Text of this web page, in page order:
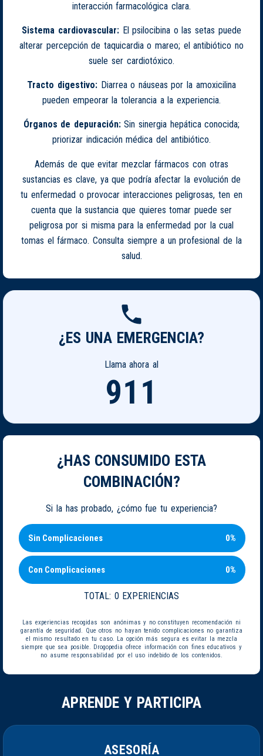
interacción farmacológica clara.
Sistema cardiovascular: El psilocibina o las setas puede
alterar percepción de taquicardia o mareo; el antibiótico no
suele ser cardiotóxico.
Tracto digestivo: Diarrea o náuseas por la amoxicilina
pueden empeorar la tolerancia a la experiencia.
Órganos de depuración:Sin sinergia hepática conocida;
priorizar indicación médica del antibiótico.
Además de que evitar mezclar fármacos con otras
sustancias es clave, ya que podría afectar la evolución de
tu enfermedad o provocar interacciones peligrosas, ten en
cuenta que la sustancia que quieres tomar puede ser
peligrosa por si misma para la enfermedad por la cual
tomas el fármaco. Consulta siempre a un profesional de la
salud.
¿ES UNA EMERGENCIA?
Llama ahora al
911
¿HAS CONSUMIDO ESTA
COMBINACIÓN?
Si la has probado, ¿cómo fue tu experiencia?
Sin Complicaciones 0%
Con Complicaciones 0%
TOTAL: 0 EXPERIENCIAS
Las experiencias recogidas son anónimas y no constituyen recomendación ni
garantía de seguridad. Que otros no hayan tenido complicaciones no garantiza
el mismo resultado en tu caso. La opción más segura es evitar la mezcla
siempre que sea posible. Drogopedia ofrece información con fines educativos y
no asume responsabilidad por el uso indebido de los contenidos.
APRENDE Y PARTICIPA
ASESORÍA